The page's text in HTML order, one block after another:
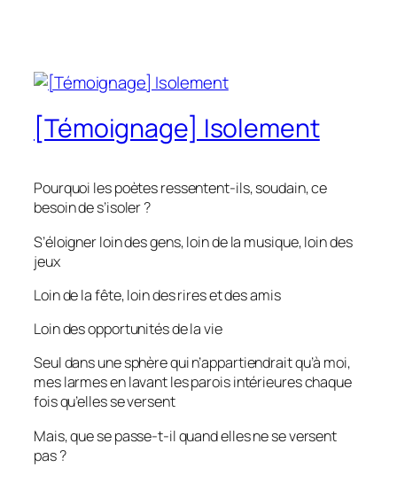
[Témoignage] Isolement
Pourquoi les poètes ressentent-ils, soudain, ce
besoin de s’isoler ?
S’éloigner loin des gens, loin de la musique, loin des
jeux
Loin de la fête, loin des rires et des amis
Loin des opportunités de la vie
Seul dans une sphère qui n’appartiendrait qu’à moi,
mes larmes en lavant les parois intérieures chaque
fois qu’elles se versent
Mais, que se passe-t-il quand elles ne se versent
pas ?